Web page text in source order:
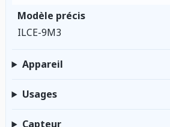
Modèle précis
ILCE-9M3
Appareil
Usages
Capteur